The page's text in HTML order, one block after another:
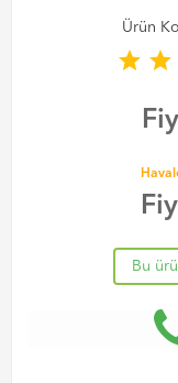
Ürün
star star
Bu